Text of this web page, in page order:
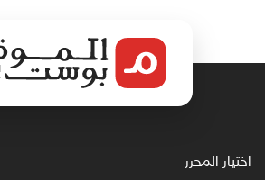
اختيار المحرر